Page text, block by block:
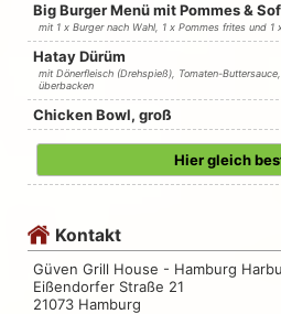
Big Burger Menü mit Pommes &
mit 1 x Burger nach Wahl, 1 x Pommes frites und
Hatay Dürüm
mit Dönerfleisch (Drehspieß), Tomaten-
überbacken
Chicken Bowl, groß
Hier gleich
Kontakt
Güven Grill House - Hamburg
Eißendorfer Straße 21
21073 Hamburg